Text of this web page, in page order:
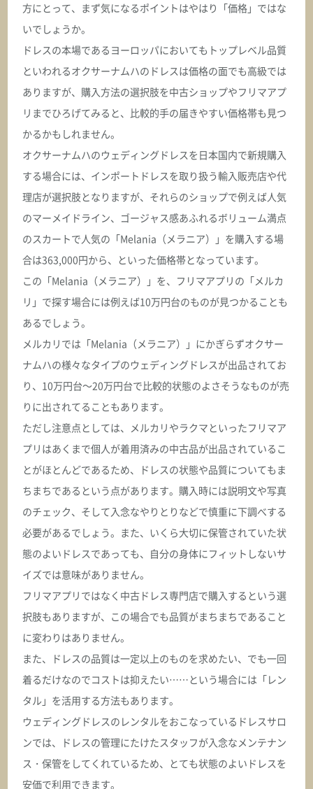
ASK
オクサーナムハ
CHARLOTTA シャーロッタ
ASK
オクサーナムハ
CHARMAINE シャーメイン
ASK
オクサーナムハ
CHERIL シェリル
ASK
オクサーナムハ
CHICAGO シカゴ
ASK
オクサーナムハ
CHRISTINE クリスティーン
ASK
オクサーナムハ
CINDY シンディ
ASK
オクサーナムハ
CLAIRE クレア
ASK
オクサーナムハ
CLAUDIA クラウディア
ASK
オクサーナムハ
方にとって、まず気になるポイントはやはり「価格」ではな
いでしょうか。
ドレスの本場であるヨーロッパにおいてもトップレベル品質
といわれるオクサーナムハのドレスは価格の面でも高級では
ありますが、購入方法の選択肢を中古ショップやフリマアプ
リまでひろげてみると、比較的手の届きやすい価格帯も見つ
かるかもしれません。
オクサーナムハのウェディングドレスを日本国内で新規購入
する場合には、インポートドレスを取り扱う輸入販売店や代
理店が選択肢となりますが、それらのショップで例えば人気
のマーメイドライン、ゴージャス感あふれるボリューム満点
のスカートで人気の「Melania（メラニア）」を購入する場
合は363,000円から、といった価格帯となっています。
この「Melania（メラニア）」を、フリマアプリの「メルカ
リ」で探す場合には例えば10万円台のものが見つかることも
あるでしょう。
メルカリでは「Melania（メラニア）」にかぎらずオクサー
ナムハの様々なタイプのウェディングドレスが出品されてお
り、10万円台～20万円台で比較的状態のよさそうなものが売
りに出されてることもあります。
ただし注意点としては、メルカリやラクマといったフリマア
プリはあくまで個人が着用済みの中古品が出品されているこ
とがほとんどであるため、ドレスの状態や品質についてもま
ちまちであるという点があります。購入時には説明文や写真
のチェック、そして入念なやりとりなどで慎重に下調べする
必要があるでしょう。また、いくら大切に保管されていた状
態のよいドレスであっても、自分の身体にフィットしないサ
イズでは意味がありません。
フリマアプリではなく中古ドレス専門店で購入するという選
択肢もありますが、この場合でも品質がまちまちであること
に変わりはありません。
また、ドレスの品質は一定以上のものを求めたい、でも一回
着るだけなのでコストは抑えたい……という場合には「レン
タル」を活用する方法もあります。
ウェディングドレスのレンタルをおこなっているドレスサロ
ンでは、ドレスの管理にたけたスタッフが入念なメンテナン
ス・保管をしてくれているため、とても状態のよいドレスを
安価で利用できます。